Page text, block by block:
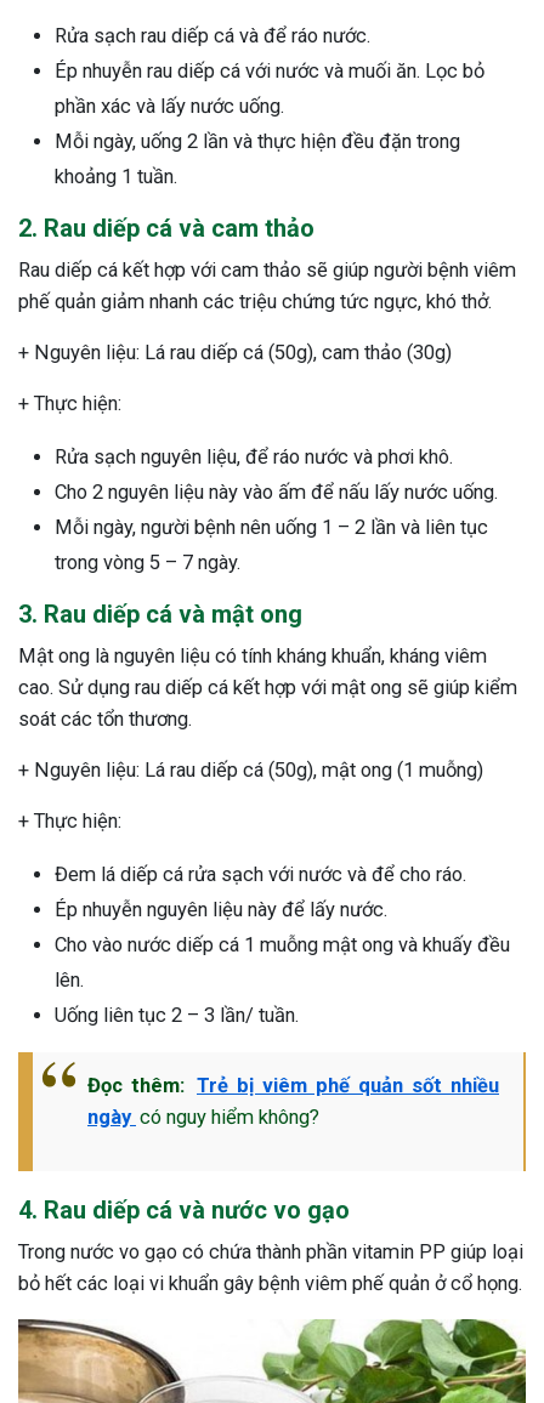
Rửa sạch rau diếp cá và để ráo nước.
Ép nhuyễn rau diếp cá với nước và muối ăn. Lọc bỏ
phần xác và lấy nước uống.
Mỗi ngày, uống 2 lần và thực hiện đều đặn trong
khoảng 1 tuần.
2. Rau diếp cá và cam thảo
Rau diếp cá kết hợp với cam thảo sẽ giúp người bệnh viêm
phế quản giảm nhanh các triệu chứng tức ngực, khó thở.
+ Nguyên liệu: Lá rau diếp cá (50g), cam thảo (30g)
+ Thực hiện:
Rửa sạch nguyên liệu, để ráo nước và phơi khô.
Cho 2 nguyên liệu này vào ấm để nấu lấy nước uống.
Mỗi ngày, người bệnh nên uống 1 – 2 lần và liên tục
trong vòng 5 – 7 ngày.
3. Rau diếp cá và mật ong
Mật ong là nguyên liệu có tính kháng khuẩn, kháng viêm
cao. Sử dụng rau diếp cá kết hợp với mật ong sẽ giúp kiểm
soát các tổn thương.
+ Nguyên liệu: Lá rau diếp cá (50g), mật ong (1 muỗng)
+ Thực hiện:
Đem lá diếp cá rửa sạch với nước và để cho ráo.
Ép nhuyễn nguyên liệu này để lấy nước.
Cho vào nước diếp cá 1 muỗng mật ong và khuấy đều
lên.
Uống liên tục 2 – 3 lần/ tuần.
Đọc thêm: Trẻ bị viêm phế quản sốt nhiều
ngày có nguy hiểm không?
4. Rau diếp cá và nước vo gạo
Trong nước vo gạo có chứa thành phần vitamin PP giúp loại
bỏ hết các loại vi khuẩn gây bệnh viêm phế quản ở cổ họng.